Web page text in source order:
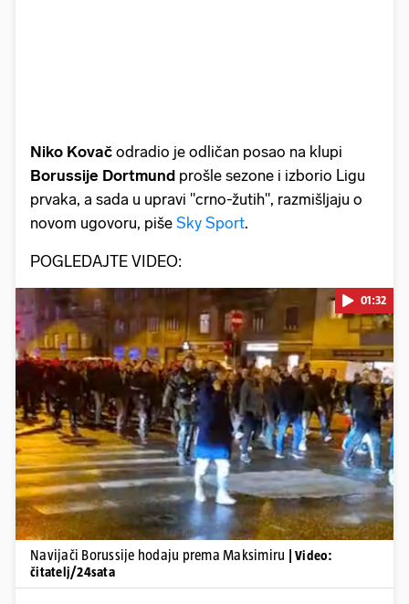
Niko Kovač odradio je odličan posao na klupi
Borussije Dortmund prošle sezone i izborio Ligu
prvaka, a sada u upravi "crno-žutih", razmišljaju o
novom ugovoru, piše Sky Sport.
POGLEDAJTE VIDEO:
Pokretanje videa...
01:32
Navijači Borussije hodaju prema Maksimiru
| Video:
čitatelj/24sata